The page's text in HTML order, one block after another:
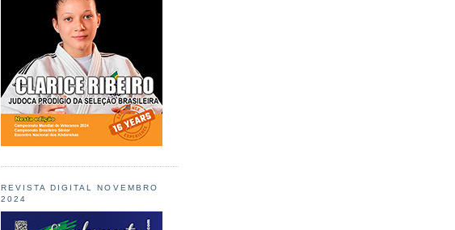
REVISTA DIGITAL NOVEMBRO
2024